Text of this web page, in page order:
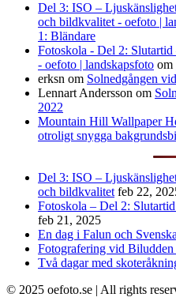
Del 3: ISO –
och bildkvalitet - oefoto |
1: Bländare
Fotoskola - Del 2:
- oefoto | landskapsfoto om
erksn om Solnedgången
Lennart Andersson om
2022
Mountain Hill Wallpaper
otroligt snygga
Del 3: ISO –
och bildkvalitet feb 22,
Fotoskola – Del 2:
feb 21, 2025
En dag i Falun och
Fotografering vid Biludden
Två dagar med
© 2025 oefoto.se | All rights